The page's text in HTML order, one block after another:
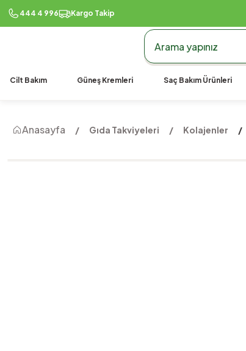
444 4 996 Kargo Takip
Cilt Bakım Güneş Kremleri Saç Bakım Ürünleri
Anasayfa Gıda Takviyeleri Kolajenler